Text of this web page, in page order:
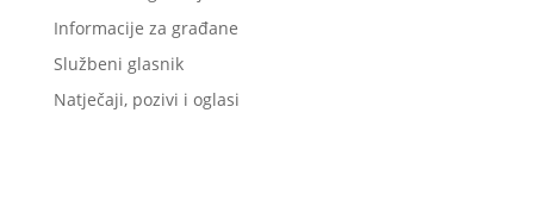
Informacije za građane
Službeni glasnik
Natječaji, pozivi i oglasi